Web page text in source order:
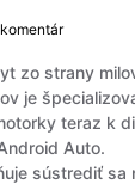
zo strany
je
teraz k
Auto.
sústrediť sa